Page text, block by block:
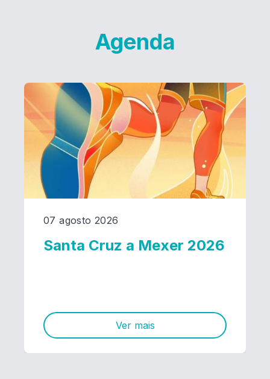
Agenda
07 agosto 2026
Santa Cruz a Mexer 2026
Ver mais